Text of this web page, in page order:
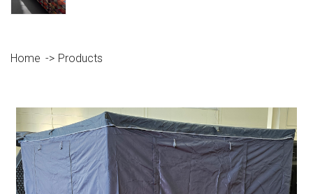
Home Products